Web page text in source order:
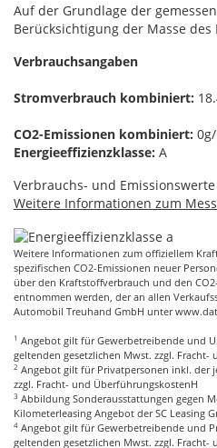
Auf der Grundlage der
Berücksichtigung der Masse
Verbrauchsangaben
Stromverbrauch kombiniert:
CO2-Emissionen kombiniert:
Energieeffizienzklasse: A
Verbrauchs- und
Weitere Informationen zum
Weitere Informationen zum offiziellem
spezifischen CO2-Emissionen neuer
über den Kraftstoffverbrauch und den
entnommen werden, der an allen
Automobil Treuhand GmbH unter
1 Angebot gilt für Gewerbetreibende und
geltenden gesetzlichen Mwst. zzgl.
2 Angebot gilt für Privatpersonen inkl. der
zzgl. Fracht- und ÜberführungskostenH
3 Abbildung Sonderausstattungen gegen
Kilometerleasing Angebot der SC Leasing
4 Angebot gilt für Gewerbetreibende und
geltenden gesetzlichen Mwst. zzgl.